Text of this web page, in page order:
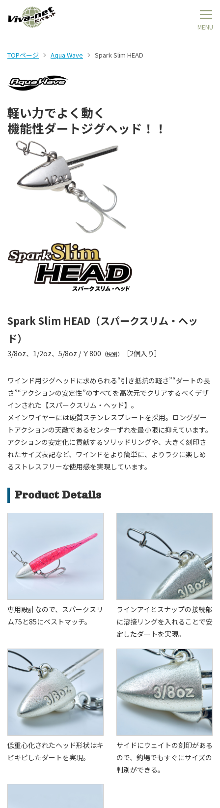
TOPページ Aqua Wave Spark Slim HEAD
軽い力でよく動く
機能性ダートジグヘッド！！
Spark Slim HEAD（スパークスリム・ヘッ
ド）
3/8oz、1/2oz、5/8oz / ￥800 （税別） ［2個入り］
ワインド用ジグヘッドに求められる“引き抵抗の軽さ”“ダートの長
さ”“アクションの安定性”のすべてを高次元でクリアするべくデザ
インされた【スパークスリム・ヘッド】。
メインワイヤーには硬質ステンレスプレートを採用。ロングダー
トアクションの天敵であるセンターずれを最小限に抑えています。
アクションの安定化に貢献するソリッドリングや、大きく刻印さ
れたサイズ表記など、ワインドをより簡単に、よりラクに楽しめ
るストレスフリーな使用感を実現しています。
Product Details
専用設計なので、スパークスリ
ム75と85にベストマッチ。
ラインアイとスナップの接続部
に溶接リングを入れることで安
定したダートを実現。
低重心化されたヘッド形状はキ
ビキビしたダートを実現。
サイドにウェイトの刻印がある
ので、釣場でもすぐにサイズの
判別ができる。